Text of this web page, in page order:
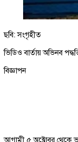
ছবি: সংগৃহীত
ভিডিও বার্তায় অভিনব
বিজ্ঞাপন
আগামী ৫ অক্টোবর থেকে